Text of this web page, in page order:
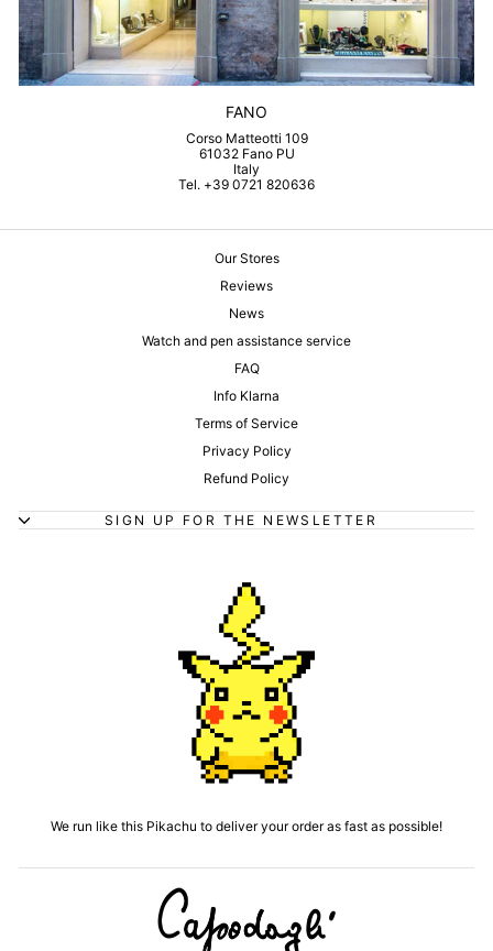
FANO
Corso Matteotti 109
61032 Fano PU
Italy
Tel. +39 0721 820636
Our Stores
Reviews
News
Watch and pen assistance service
FAQ
Info Klarna
Terms of Service
Privacy Policy
Refund Policy
SIGN UP FOR THE NEWSLETTER
We run like this Pikachu to deliver your order as fast as possible!